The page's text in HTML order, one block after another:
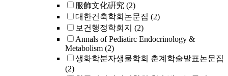
服飾文化硏究 (2)
대한건축학회논문집 (2)
보건행정학회지 (2)
Annals of Pediatirc Endocrinology &
Metabolism (2)
생화학분자생물학회 춘계학술발표논문집
(2)